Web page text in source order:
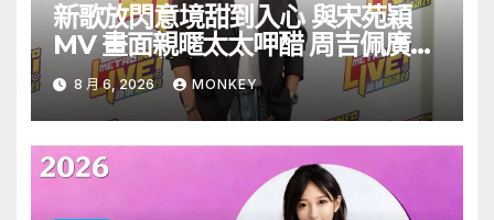
新歌放閃意境甜到入心 與宋苑穎
MV 畫面親暱太太呷醋 周吉佩廣州
一日三場熱血 Busking
8 月 6, 2026 MONKEY